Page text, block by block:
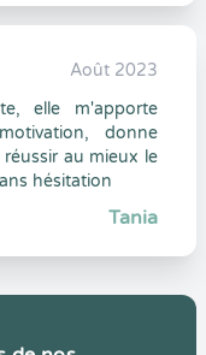
Août 2023
elle m'apporte
donne
au mieux le
hésitation
Tania